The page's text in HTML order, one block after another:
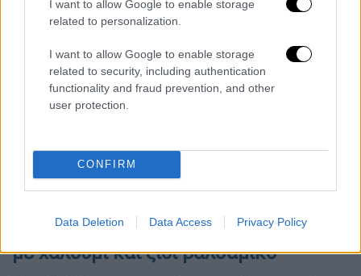
I want to allow Google to enable storage
related to personalization.
I want to allow Google to enable storage
related to security, including authentication
functionality and fraud prevention, and other
user protection.
CONFIRM
Data Deletion Data Access Privacy Policy
Συνταγή για ντοματίνια και πιπεριές
με χαλούμι και ξίδι βαλσαμικό